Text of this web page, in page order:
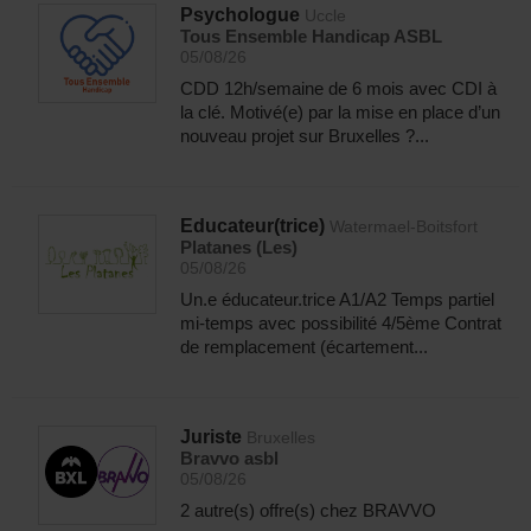
Psychologue Uccle
Tous Ensemble Handicap ASBL
05/08/26
CDD 12h/semaine de 6 mois avec CDI à
la clé. Motivé(e) par la mise en place d’un
nouveau projet sur Bruxelles ?...
Educateur(trice) Watermael-Boitsfort
Platanes (Les)
05/08/26
Un.e éducateur.trice A1/A2 Temps partiel
mi-temps avec possibilité 4/5ème Contrat
de remplacement (écartement...
Juriste Bruxelles
Bravvo asbl
05/08/26
2 autre(s) offre(s) chez BRAVVO